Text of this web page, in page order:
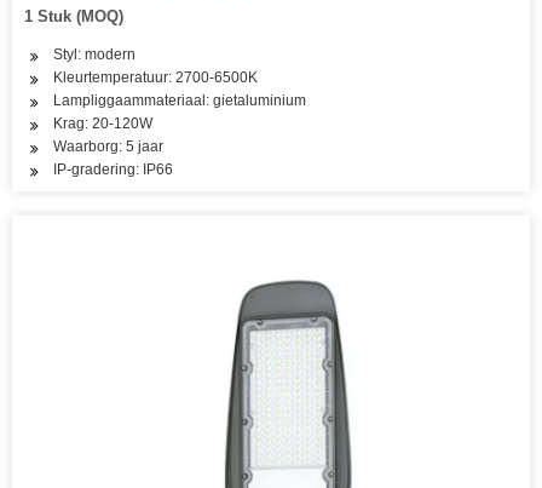
1 Stuk (MOQ)
Styl: modern
Kleurtemperatuur: 2700-6500K
Lampliggaammateriaal: gietaluminium
Krag: 20-120W
Waarborg: 5 jaar
IP-gradering: IP66